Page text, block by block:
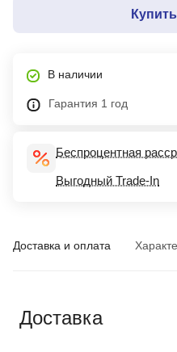
В наличии
Гарантия 1 год
Беспроцентная
Выгодный Trade-In
Доставка и оплата
Доставка